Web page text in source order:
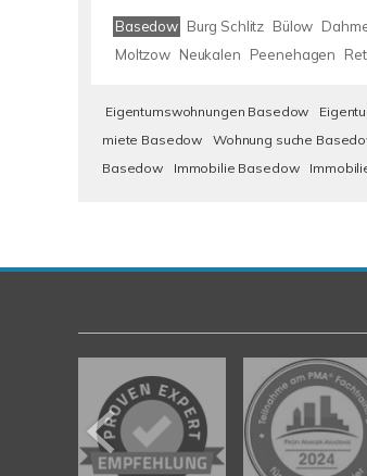
Basedow Burg Schlitz Bülow
Moltzow Neukalen Peenehagen
Eigentumswohnungen Basedow
miete Basedow
Wohnung suche
Basedow
Immobilie Basedow